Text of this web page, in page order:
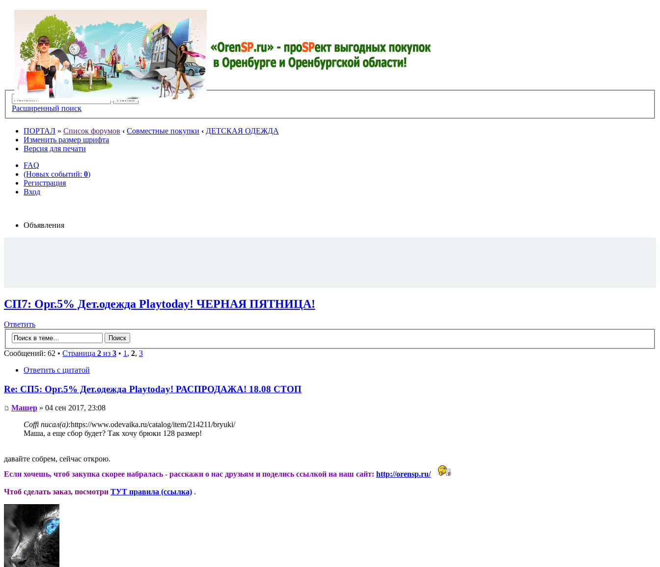
Расширенный поиск
ПОРТАЛ » Список форумов ‹ Совместные покупки ‹ ДЕТСКАЯ ОДЕЖДА
Изменить размер шрифта
Версия для печати
FAQ
(Новых событий: 0)
Регистрация
Вход
Объявления
СП7: Орг.5% Дет.одежда Playtoday! ЧЕРНАЯ ПЯТНИЦА!
Ответить
Сообщений: 62 • Страница 2 из 3 • 1 , 2, 3
Ответить с цитатой
Re: СП5: Орг.5% Дет.одежда Playtoday! РАСПРОДАЖА! 18.08 СТОП
Машер » 04 сен 2017, 23:08
Coffi писал(а):https://www.odevaika.ru/catalog/item/214211/bryuki/
Маша, а еще сбор будет? Так хочу брюки 128 размер!
давайте собрем, сейчас открою.
Если хочешь, чтоб закупка скорее набралась - расскажи о нас друзьям и поделись ссылкой на наш сайт: http://orensp.ru/
Чтоб сделать заказ, посмотри ТУТ правила (ссылка) .